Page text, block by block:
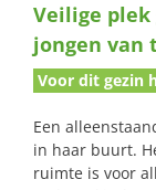
naar:
Veilige plek
jongen van
Voor dit gezin
Een
in haar buurt.
ruimte is voor